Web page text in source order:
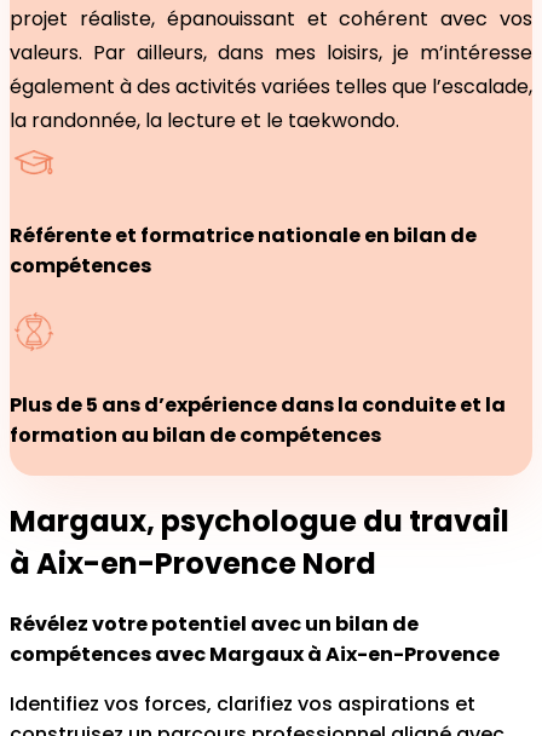
projet réaliste, épanouissant et cohérent avec vos
valeurs. Par ailleurs, dans mes loisirs, je m’intéresse
également à des activités variées telles que l’escalade,
la randonnée, la lecture et le taekwondo.
Référente et formatrice nationale en bilan de
compétences
Plus de 5 ans d’expérience dans la conduite et la
formation au bilan de compétences
Margaux, psychologue du travail
àAix-en-ProvenceNord
Révélez votre potentiel avec un bilan de
compétences avec Margaux à Aix-en-Provence
Identifiez vos forces, clarifiez vos aspirations et